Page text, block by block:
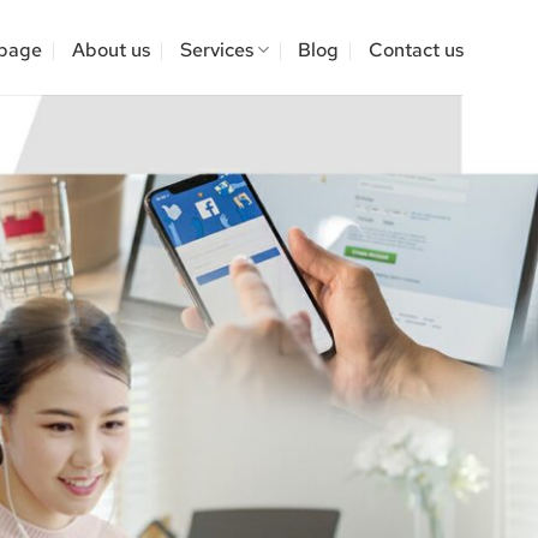
About us Services Blog Contact us